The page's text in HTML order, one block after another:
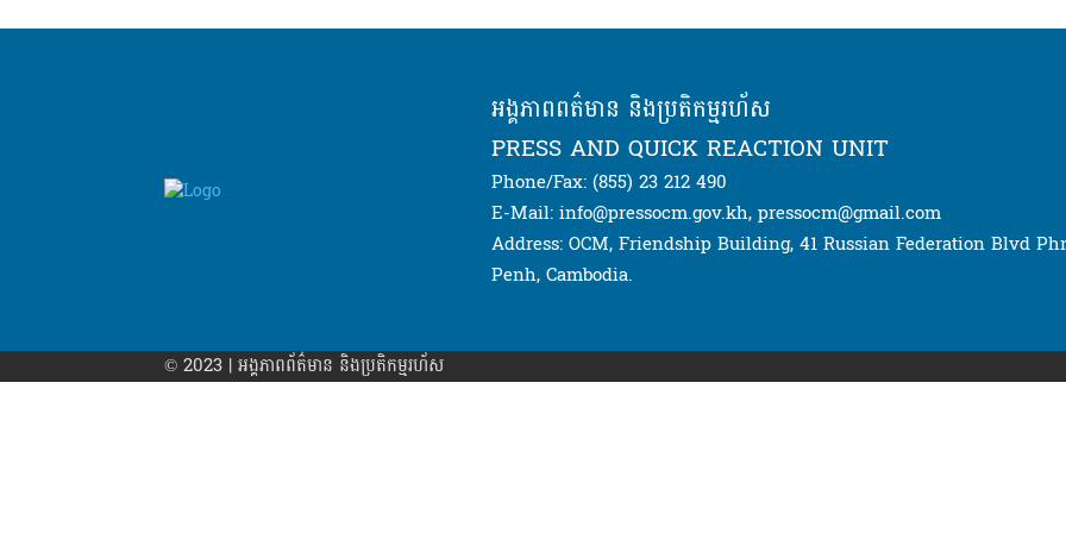
អង្គភាពពត៌មាន និងប្រតិកម្មរហ័ស
PRESS AND QUICK REACTION UNIT
Phone/Fax: (855) 23 212 490
E-Mail: info@pressocm.gov.kh, pressocm@gmail.com
Address: OCM, Friendship Building, 41 Russian Federation Blvd
Penh, Cambodia.
© 2023 | អង្គភាព​ព័ត៌មាន​ និងប្រតិកម្មរហ័ស